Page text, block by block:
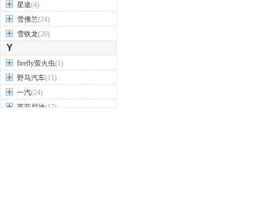
星途(4)
雪佛兰(24)
雪铁龙(20)
Y
firefly萤火虫(1)
野马汽车(11)
一汽(24)
英菲尼迪(17)